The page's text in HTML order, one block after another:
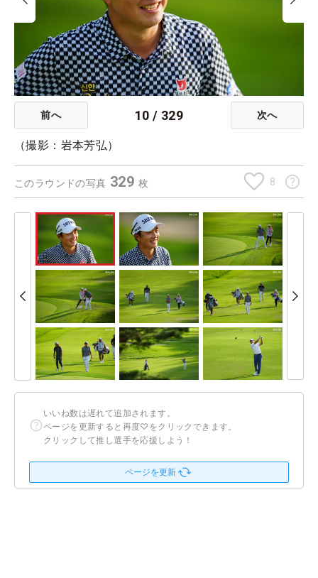
前へ 10 / 329 次へ
（撮影：岩本芳弘）
このラウンドの写真 329 枚 8
いいね数は遅れて追加されます。
ページを更新すると再度♡をクリックできます。
クリックして推し選手を応援しよう！
ページを更新